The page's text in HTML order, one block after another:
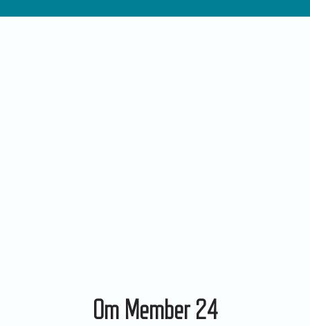
Om Member 24